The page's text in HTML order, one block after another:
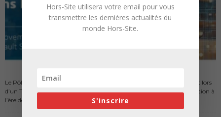
Le Pôle Build&Connect et son adhérent Dassault Systèmes s’associent lors
d’un TECHDAY inédit mettant en perspective l’univers de la construction à
l’ère de l’IA...
Hors-Site utilisera votre email pour vous
transmettre les dernières actualités du
monde Hors-Site.
S'inscrire